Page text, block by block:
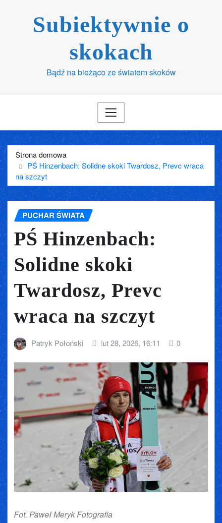
Subiektywnie o
skokach
Bądź na bieżąco ze światem skoków
Strona domowa
PŚ Hinzenbach: Solidne skoki Twardosz, Prevc wraca
na szczyt
PUCHAR ŚWIATA
PŚ Hinzenbach:
Solidne skoki
Twardosz, Prevc
wraca na szczyt
Patryk Połoński lut 28, 2026, 16:11 0
Fot. Paweł Meryk Fotografia